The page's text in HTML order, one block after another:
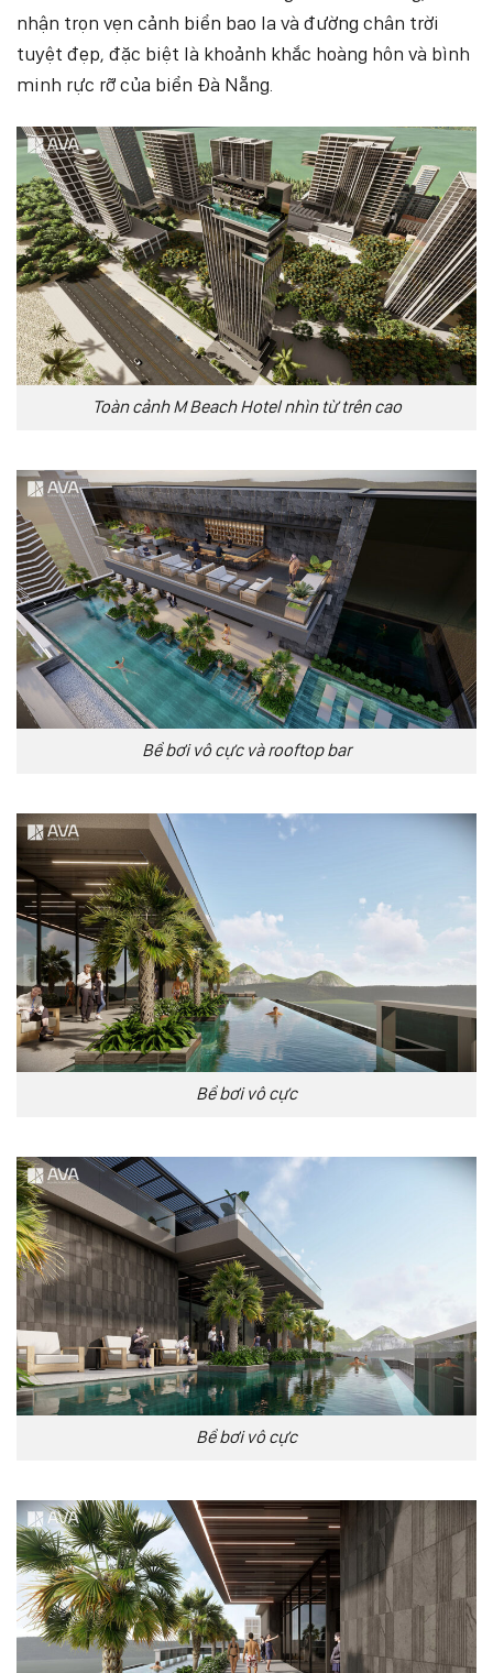
nhận trọn vẹn cảnh biển bao la và đường chân trời
tuyệt đẹp, đặc biệt là khoảnh khắc hoàng hôn và bình
minh rực rỡ của biển Đà Nẵng.
Toàn cảnh M Beach Hotel nhìn từ trên cao
Bể bơi vô cực và rooftop bar
Bể bơi vô cực
Bể bơi vô cực